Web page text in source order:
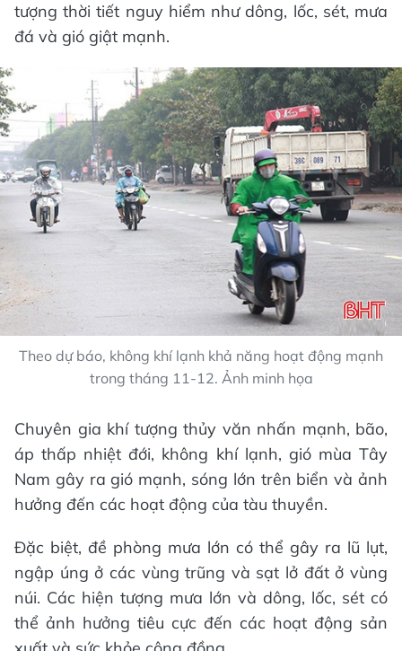
tượng thời tiết nguy hiểm như dông, lốc, sét, mưa
đá và gió giật mạnh.
Theo dự báo, không khí lạnh khả năng hoạt động mạnh
trong tháng 11-12. Ảnh minh họa
Chuyên gia khí tượng thủy văn nhấn mạnh, bão,
áp thấp nhiệt đới, không khí lạnh, gió mùa Tây
Nam gây ra gió mạnh, sóng lớn trên biển và ảnh
hưởng đến các hoạt động của tàu thuyền.
Đặc biệt, đề phòng mưa lớn có thể gây ra lũ lụt,
ngập úng ở các vùng trũng và sạt lở đất ở vùng
núi. Các hiện tượng mưa lớn và dông, lốc, sét có
thể ảnh hưởng tiêu cực đến các hoạt động sản